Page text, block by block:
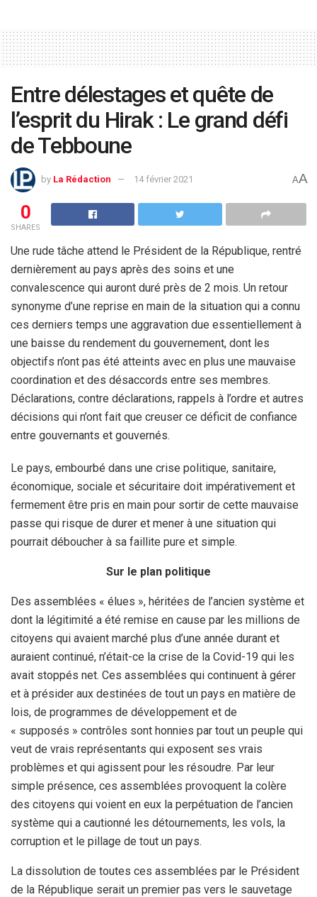
Entre délestages et quête de
l’esprit du Hirak : Le grand défi
de Tebboune
by La Rédaction 14 février 2021 AA
0
SHARES
Une rude tâche attend le Président de la République, rentré
dernièrement au pays après des soins et une
convalescence qui auront duré près de 2 mois. Un retour
synonyme d’une reprise en main de la situation qui a connu
ces derniers temps une aggravation due essentiellement à
une baisse du rendement du gouvernement, dont les
objectifs n’ont pas été atteints avec en plus une mauvaise
coordination et des désaccords entre ses membres.
Déclarations, contre déclarations, rappels à l’ordre et autres
décisions qui n’ont fait que creuser ce déficit de confiance
entre gouvernants et gouvernés.
Le pays, embourbé dans une crise politique, sanitaire,
économique, sociale et sécuritaire doit impérativement et
fermement être pris en main pour sortir de cette mauvaise
passe qui risque de durer et mener à une situation qui
pourrait déboucher à sa faillite pure et simple.
Sur le plan politique
Des assemblées « élues », héritées de l’ancien système et
dont la légitimité a été remise en cause par les millions de
citoyens qui avaient marché plus d’une année durant et
auraient continué, n’était-ce la crise de la Covid-19 qui les
avait stoppés net. Ces assemblées qui continuent à gérer
et à présider aux destinées de tout un pays en matière de
lois, de programmes de développement et de
« supposés » contrôles sont honnies par tout un peuple qui
veut de vrais représentants qui exposent ses vrais
problèmes et qui agissent pour les résoudre. Par leur
simple présence, ces assemblées provoquent la colère
des citoyens qui voient en eux la perpétuation de l’ancien
système qui a cautionné les détournements, les vols, la
corruption et le pillage de tout un pays.
La dissolution de toutes ces assemblées par le Président
de la République serait un premier pas vers le sauvetage